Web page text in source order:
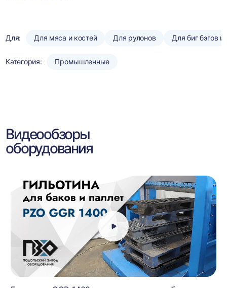
Для: Для мяса и костей Для рулонов Для биг бэгов
Категория: Промышленные
Видеообзоры
оборудования